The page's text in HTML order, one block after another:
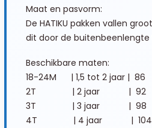
Maat en pasvorm:
De HATIKU pakken vallen groot
dit door de
Beschikbare maten:
18-24M | 1,5 tot 2 jaar |
2T | 2 jaar | 92 |
3T | 3 jaar | 98 |
4T | 4 jaar | 104 |